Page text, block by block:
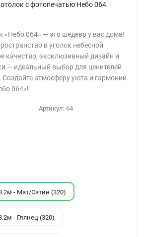
с фотопечатью Небо 064
«Небо 064» — это шедевр у вас дома!
в уголок небесной
качество, эксклюзивный дизайн и
— идеальный выбор для ценителей
атмосферу уюта и гармонии
064»!
Артикул: 64
- Мат/Сатин (320)
- Глянец (320)